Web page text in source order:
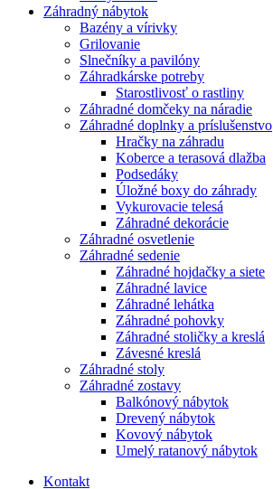
Záhradný nábytok
Bazény a vírivky
Grilovanie
Slnečníky a pavilóny
Záhradkárske potreby
Starostlivosť o rastliny
Záhradné domčeky na náradie
Záhradné doplnky a príslušenstvo
Hračky na záhradu
Koberce a terasová dlažba
Podsedáky
Úložné boxy do záhrady
Vykurovacie telesá
Záhradné dekorácie
Záhradné osvetlenie
Záhradné sedenie
Záhradné hojdačky a siete
Záhradné lavice
Záhradné lehátka
Záhradné pohovky
Záhradné stoličky a kreslá
Závesné kreslá
Záhradné stoly
Záhradné zostavy
Balkónový nábytok
Drevený nábytok
Kovový nábytok
Umelý ratanový nábytok
Kontakt